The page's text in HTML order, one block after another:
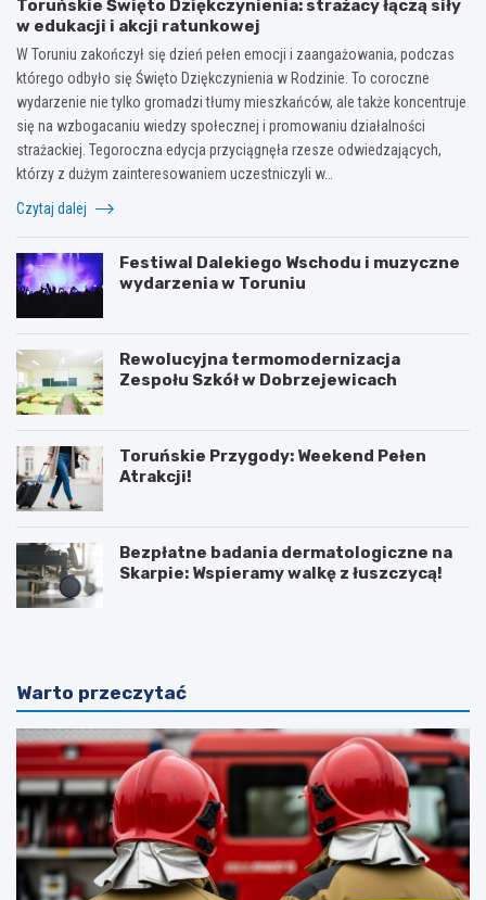
Toruńskie Święto Dziękczynienia: strażacy łączą siły
w edukacji i akcji ratunkowej
W Toruniu zakończył się dzień pełen emocji i zaangażowania, podczas
którego odbyło się Święto Dziękczynienia w Rodzinie. To coroczne
wydarzenie nie tylko gromadzi tłumy mieszkańców, ale także koncentruje
się na wzbogacaniu wiedzy społecznej i promowaniu działalności
strażackiej. Tegoroczna edycja przyciągnęła rzesze odwiedzających,
którzy z dużym zainteresowaniem uczestniczyli w…
Czytaj dalej
Festiwal Dalekiego Wschodu i muzyczne
wydarzenia w Toruniu
Rewolucyjna termomodernizacja
Zespołu Szkół w Dobrzejewicach
Toruńskie Przygody: Weekend Pełen
Atrakcji!
Bezpłatne badania dermatologiczne na
Skarpie: Wspieramy walkę z łuszczycą!
Warto przeczytać